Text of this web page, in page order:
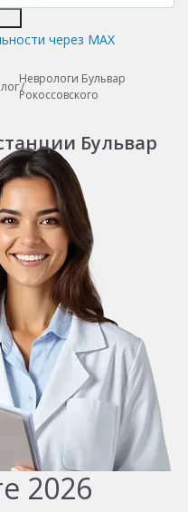
через MAX
Неврологи Бульвар
Рокоссовского
Бульвар
2026